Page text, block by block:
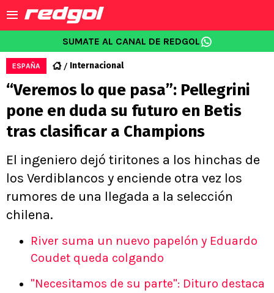
SUMATE AL CANAL DE REDGOL
ESPAÑA Internacional
“Veremos lo que pasa”: Pellegrini
pone en duda su futuro en Betis
tras clasificar a Champions
El ingeniero dejó tiritones a los hinchas de
los Verdiblancos y enciende otra vez los
rumores de una llegada a la selección
chilena.
River suma un nuevo papelón y Eduardo
Coudet queda colgando
"Necesitamos de su parte": Dituro destaca